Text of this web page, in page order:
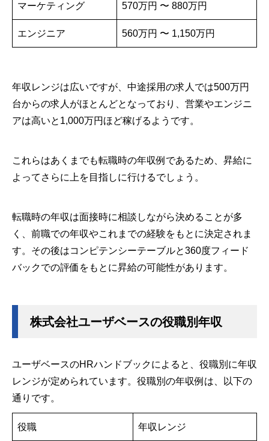
マーケティング 570万円 〜 880万円
エンジニア 560万円 〜 1,150万円
年収レンジは広いですが、中途採用の求人では500万円
台からの求人がほとんどとなっており、営業やエンジニ
アは高いと1,000万円ほど稼げるようです。
これらはあくまでも転職時の年収例であるため、昇給に
よってさらに上を目指しに行けるでしょう。
転職時の年収は面接時に相談しながら決めることが多
く、前職での年収やこれまでの経験をもとに決定されま
す。その後はコンピテンシーテーブルと360度フィード
バックでの評価をもとに昇給の可能性があります。
株式会社ユーザベースの役職別年収
ユーザベースのHRハンドブックによると、役職別に年収
レンジが定められています。役職別の年収例は、以下の
通りです。
役職 年収レンジ